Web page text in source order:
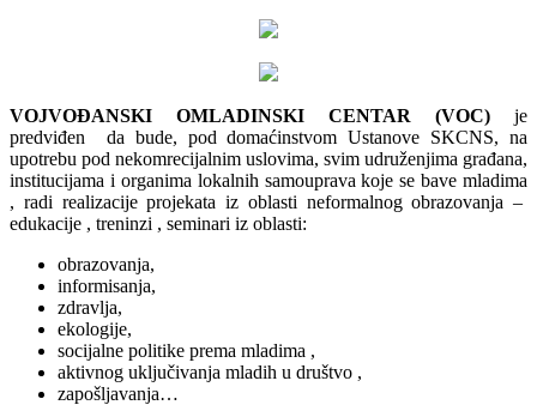
VOJVOĐANSKI OMLADINSKI CENTAR (VOC)
je
predviđen da bude, pod domaćinstvom Ustanove SKCNS, na
upotrebu pod nekomrecijalnim uslovima, svim udruženjima građana,
institucijama i organima lokalnih samouprava koje se bave mladima
, radi realizacije projekata iz oblasti neformalnog obrazovanja –
edukacije , treninzi , seminari iz oblasti:
obrazovanja,
informisanja,
zdravlja,
ekologije,
socijalne politike prema mladima ,
aktivnog uključivanja mladih u društvo ,
zapošljavanja…